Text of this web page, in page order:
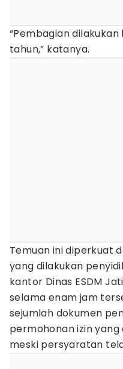
“Pembagian
tahun,” katanya.
Temuan ini diperkuat
yang dilakukan
kantor Dinas ESDM
selama enam jam
sejumlah dokumen
permohonan izin
meski persyaratan